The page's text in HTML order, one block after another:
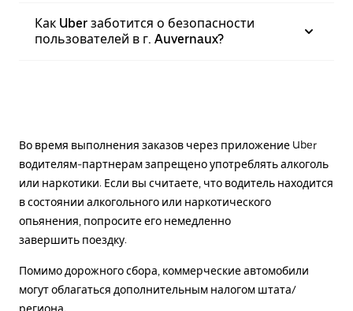
Как Uber заботится о безопасности
пользователей в г. Auvernaux?
Во время выполнения заказов через приложение Uber
водителям-партнерам запрещено употреблять алкоголь
или наркотики. Если вы считаете, что водитель находится
в состоянии алкогольного или наркотического
опьянения, попросите его немедленно
завершить поездку.
Помимо дорожного сбора, коммерческие автомобили
могут облагаться дополнительным налогом штата/